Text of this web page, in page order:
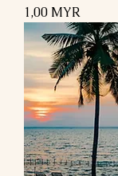
Prix
1,00 MYR